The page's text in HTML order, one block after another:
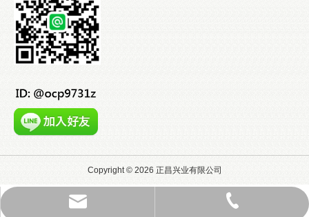
Copyright © 2026 正昌兴业有限公司